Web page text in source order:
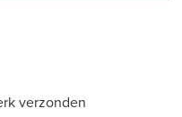
verzonden